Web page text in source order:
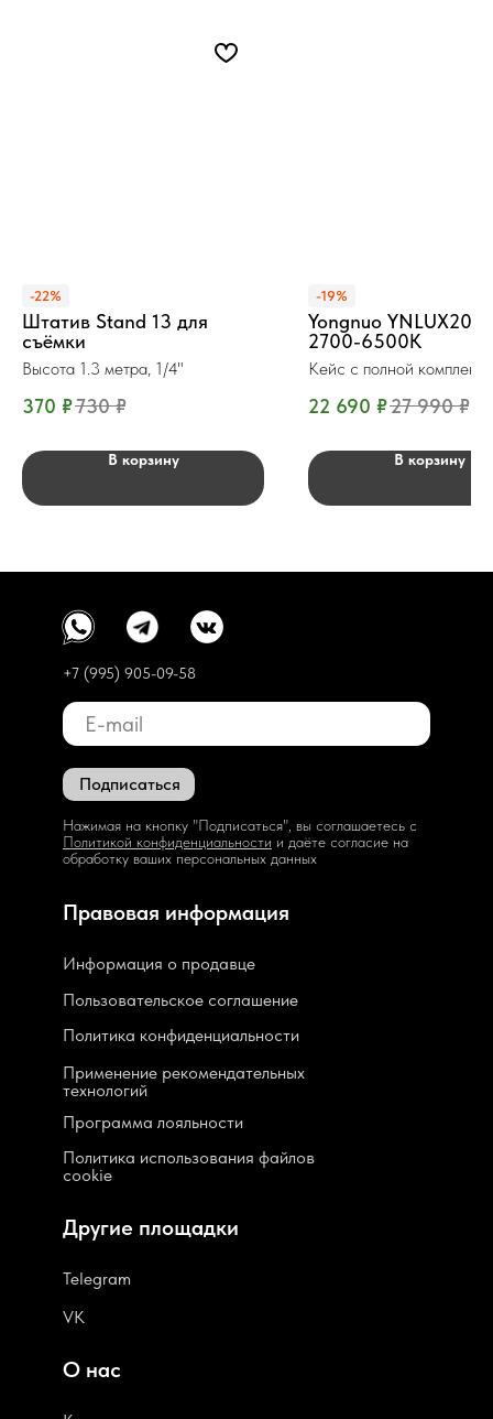
-22%
Штатив Stand 13 для
съёмки
Высота 1.3 метра, 1/4"
370 ₽730 ₽
В корзину
-19%
Yongnuo YNLUX200
2700-6500К
Кейс с полной
22 690 ₽27 990 ₽
В корзину
Подписаться
Нажимая на кнопку "Подписаться", вы соглашаетесь с
Политикой конфиденциальности и даёте согласие на
обработку ваших персональных данных
Пользовательское соглашение
Политика конфиденциальности
Программа лояльности
Политика использования файлов
cookie
Применение рекомендательных
технологий
Информация о продавце
Telegram
VK
Правовая информация
О нас
Другие площадки
+7 (995) 905-09-58